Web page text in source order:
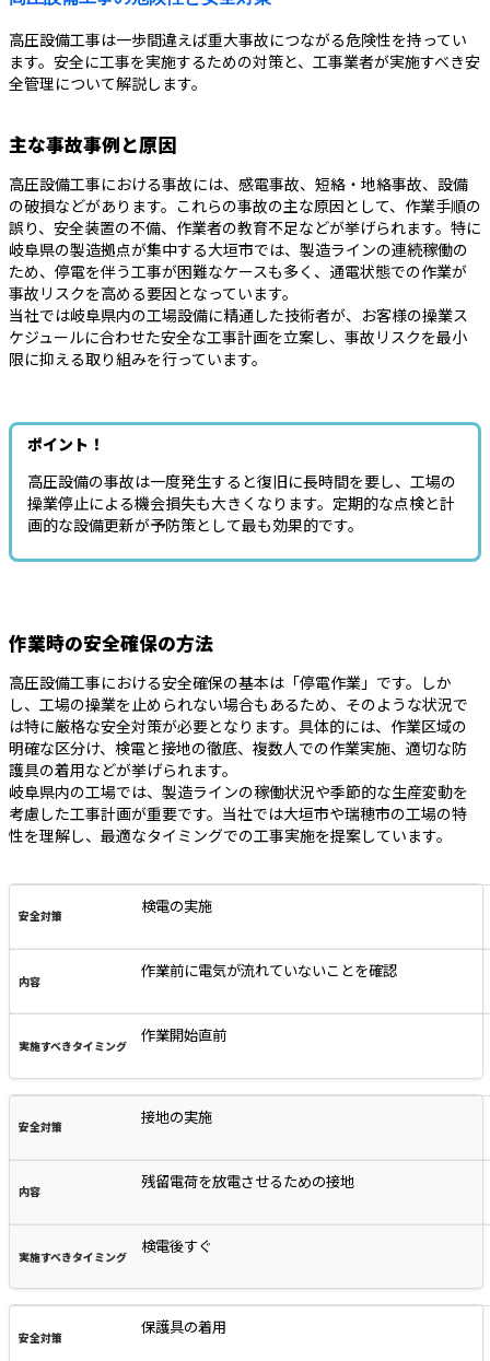
高圧設備工事は一歩間違えば重大事故につながる危険性を持ってい
ます。安全に工事を実施するための対策と、工事業者が実施すべき安
全管理について解説します。
主な事故事例と原因
高圧設備工事における事故には、感電事故、短絡・地絡事故、設備
の破損などがあります。これらの事故の主な原因として、作業手順の
誤り、安全装置の不備、作業者の教育不足などが挙げられます。特に
岐阜県の製造拠点が集中する大垣市では、製造ラインの連続稼働の
ため、停電を伴う工事が困難なケースも多く、通電状態での作業が
事故リスクを高める要因となっています。
当社では岐阜県内の工場設備に精通した技術者が、お客様の操業ス
ケジュールに合わせた安全な工事計画を立案し、事故リスクを最小
限に抑える取り組みを行っています。
ポイント！
高圧設備の事故は一度発生すると復旧に長時間を要し、工場の
操業停止による機会損失も大きくなります。定期的な点検と計
画的な設備更新が予防策として最も効果的です。
作業時の安全確保の方法
高圧設備工事における安全確保の基本は「停電作業」です。しか
し、工場の操業を止められない場合もあるため、そのような状況で
は特に厳格な安全対策が必要となります。具体的には、作業区域の
明確な区分け、検電と接地の徹底、複数人での作業実施、適切な防
護具の着用などが挙げられます。
岐阜県内の工場では、製造ラインの稼働状況や季節的な生産変動を
考慮した工事計画が重要です。当社では大垣市や瑞穂市の工場の特
性を理解し、最適なタイミングでの工事実施を提案しています。
検電の実施
作業前に電気が流れていないことを確認
作業開始直前
接地の実施
残留電荷を放電させるための接地
検電後すぐ
保護具の着用